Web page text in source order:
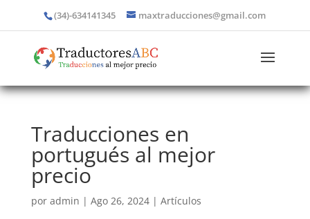
(34)-634141345 maxtraducciones@gmail.com
Traducciones en
portugués al mejor
precio
por admin | Ago 26, 2024| Artículos